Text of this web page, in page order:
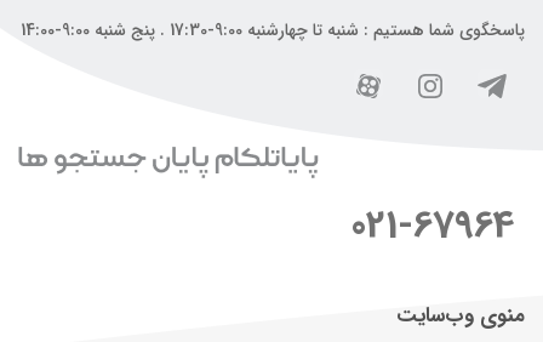
پاسخگوی شما هستیم : شنبه تا چهارشنبه 9:00-17:30 . پنج شنبه 9:00-14:00
021-67964
منوی وب‌سایت